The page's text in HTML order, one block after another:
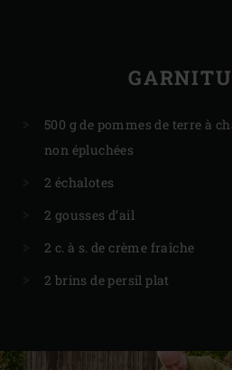
500 g de pommes de terre à
non épluchées
2 échalotes
2 gousses d’ail
2 c. à s. de crème fraîche
2 brins de persil plat